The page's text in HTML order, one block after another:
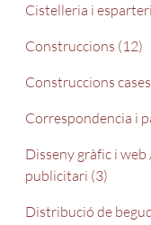
Cistelleria i
Construccions (12)
Construccions
Correspondencia i
Disseny gràfic i
publicitari (3)
Distribució de